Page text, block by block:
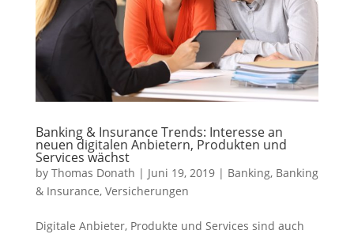
Banking & Insurance Trends: Interesse an
neuen digitalen Anbietern, Produkten und
Services wächst
by Thomas Donath | Juni 19, 2019| Banking, Banking
& Insurance, Versicherungen
Digitale Anbieter, Produkte und Services sind auch